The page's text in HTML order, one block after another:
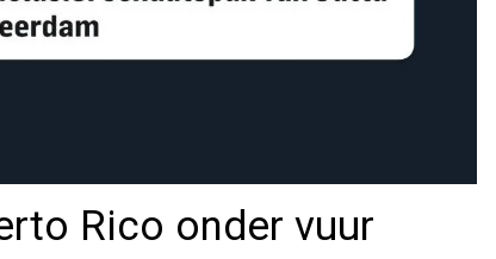
Rico onder vuur